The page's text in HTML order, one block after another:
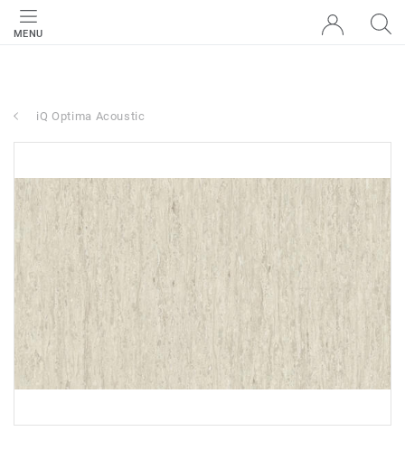
MENU
iQ Optima Acoustic